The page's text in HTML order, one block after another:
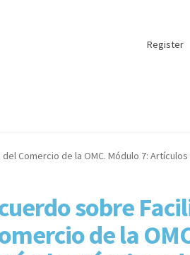
Register
Comercio de la OMC. Módulo 7: Artículos
sobre
de la